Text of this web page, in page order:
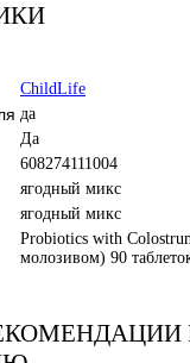
ChildLife
да
Да
608274111004
ягодный микс
ягодный микс
Probiotics with
молозивом) 90